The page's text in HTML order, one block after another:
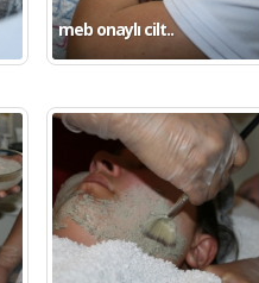
meb onaylı cilt..